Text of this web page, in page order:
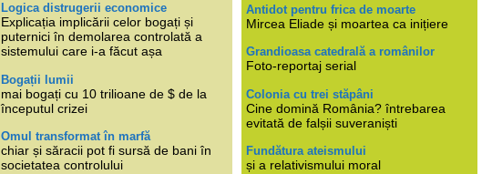
Logica distrugerii economice
Explicația implicării celor bogați și
puternici în demolarea controlată a
sistemului care i-a făcut așa
Bogații lumii
mai bogați cu 10 trilioane de $ de la
începutul crizei
Omul transformat în marfă
chiar și săracii pot fi sursă de bani în
societatea controlului
Antidot pentru frica de moarte
Mircea Eliade și moartea ca inițiere
Grandioasa catedrală a românilor
Foto-reportaj serial
Colonia cu trei stăpâni
Cine domină România? întrebarea
evitată de falșii suveraniști
Fundătura ateismului
și a relativismului moral